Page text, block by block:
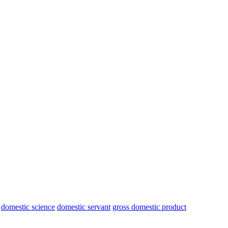
domestic science domestic servant gross domestic product